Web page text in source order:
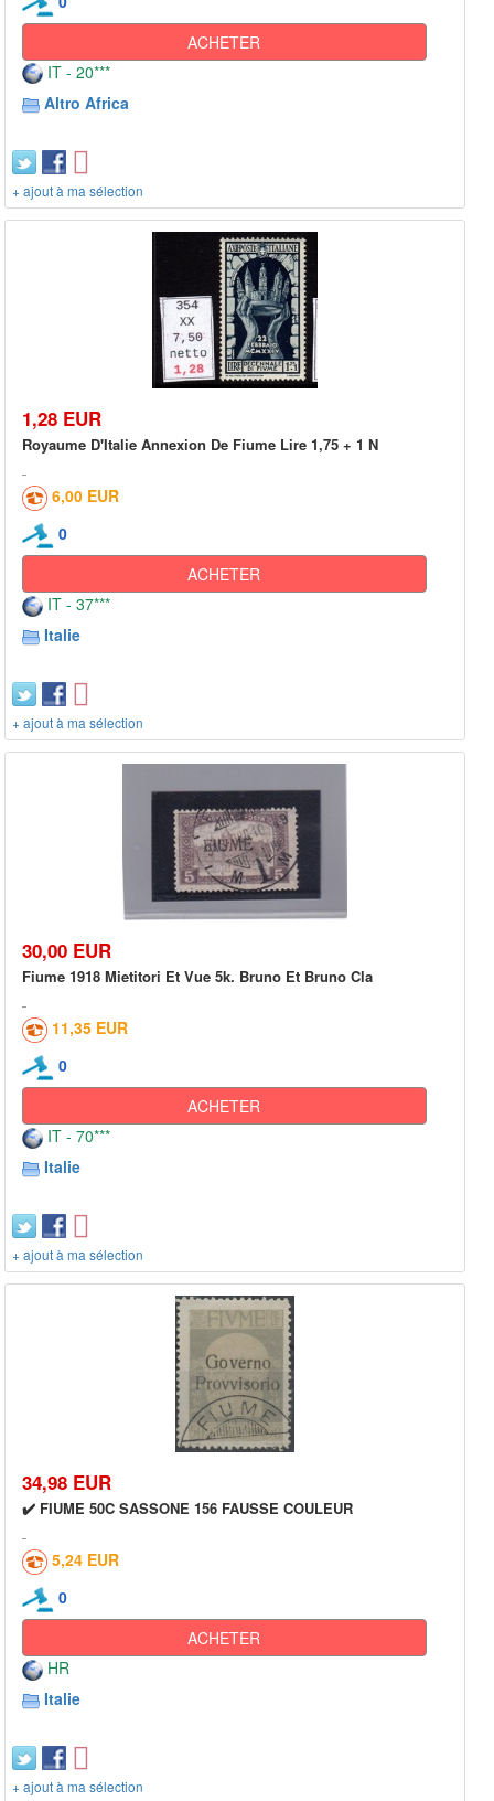
ACHETER
IT - 20***
Altro Africa
+ ajout à ma sélection
1,28 EUR
Royaume D'Italie Annexion De Fiume Lire 1,75 + 1 N
6,00 EUR
0
ACHETER
IT - 37***
Italie
+ ajout à ma sélection
30,00 EUR
Fiume 1918 Mietitori Et Vue 5k. Bruno Et Bruno Cla
11,35 EUR
0
ACHETER
IT - 70***
Italie
+ ajout à ma sélection
34,98 EUR
✔️ FIUME 50C SASSONE 156 FAUSSE COULEUR
5,24 EUR
0
ACHETER
HR
Italie
+ ajout à ma sélection